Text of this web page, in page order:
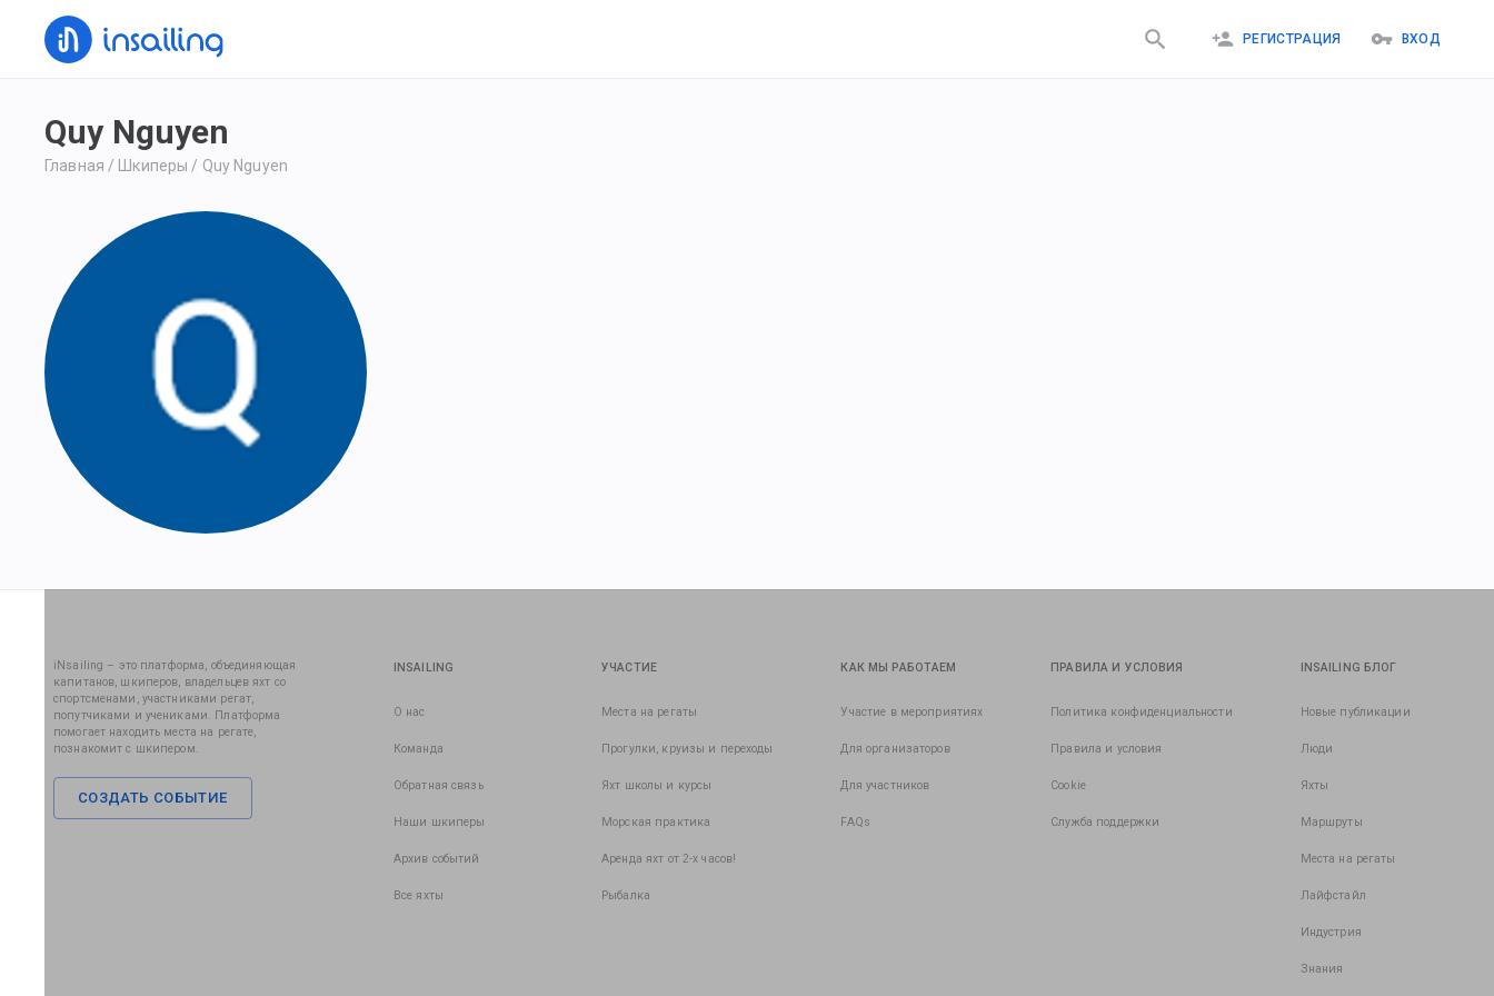
РЕГИСТРАЦИЯ ВХОД
Quy Nguyen
Главная / Шкиперы / Quy Nguyen
iNsailing – это платформа, объединяющая
капитанов, шкиперов, владельцев яхт со
спортсменами, участниками регат,
попутчиками и учениками. Платформа
помогает находить места на регате,
познакомит с шкипером.
СОЗДАТЬ СОБЫТИЕ
INSAILING
О нас
Команда
Обратная связь
Наши шкиперы
Архив событий
Все яхты
УЧАСТИЕ
Места на регаты
Прогулки, круизы и переходы
Яхт школы и курсы
Морская практика
Аренда яхт от 2-х часов!
Рыбалка
КАК МЫ РАБОТАЕМ
Участие в мероприятиях
Для организаторов
Для участников
FAQs
ПРАВИЛА И УСЛОВИЯ
Политика конфиденциальности
Правила и условия
Cookie
Служба поддержки
INSAILING БЛОГ
Новые публикации
Люди
Яхты
Маршруты
Места на регаты
Лайфстайл
Индустрия
Знания